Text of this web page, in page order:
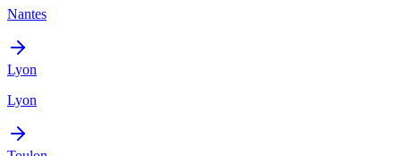
Nantes
Lyon
Lyon